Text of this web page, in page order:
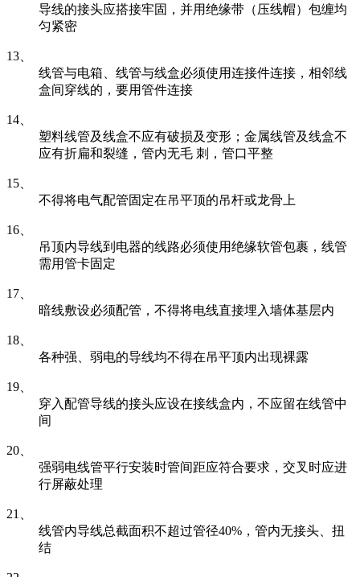
导线的接头应搭接牢固，并用绝缘带（压线帽）包缠均
匀紧密
13、
线管与电箱、线管与线盒必须使用连接件连接，相邻线
盒间穿线的，要用管件连接
14、
塑料线管及线盒不应有破损及变形；金属线管及线盒不
应有折扁和裂缝，管内无毛 刺，管口平整
15、
不得将电气配管固定在吊平顶的吊杆或龙骨上
16、
吊顶内导线到电器的线路必须使用绝缘软管包裹，线管
需用管卡固定
17、
暗线敷设必须配管，不得将电线直接埋入墙体基层内
18、
各种强、弱电的导线均不得在吊平顶内出现裸露
19、
穿入配管导线的接头应设在接线盒内，不应留在线管中
间
20、
强弱电线管平行安装时管间距应符合要求，交叉时应进
行屏蔽处理
21、
线管内导线总截面积不超过管径40%，管内无接头、扭
结